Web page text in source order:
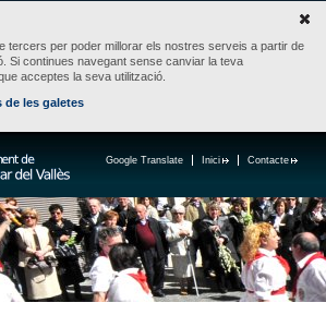
tercers per poder millorar els nostres serveis a partir de
Si continues navegant sense canviar la teva
acceptes la seva utilització.
de les galetes
Contacte
Inici
Google Translate